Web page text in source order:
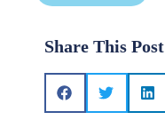
Share This Post